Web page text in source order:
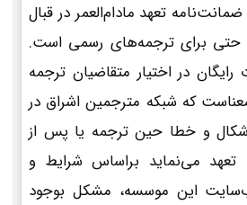
ضمانت‌نامه تعهد مادام‌العمر در قبال
حتی برای ترجمه‌های رسمی است.
در اختیار متقاضیان ترجمه
که شبکه مترجمین اشراق در
و خطا حین ترجمه یا پس از
تعهد می‌نماید براساس شرایط و
این موسسه، مشکل بوجود